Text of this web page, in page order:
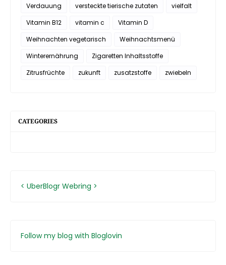
Verdauung
versteckte tierische zutaten
vielfalt
Vitamin B12
vitamin c
Vitamin D
Weihnachten vegetarisch
Weihnachtsmenü
Winterernährung
Zigaretten Inhaltsstoffe
Zitrusfrüchte
zukunft zusatzstoffe zwiebeln
CATEGORIES
< UberBlogr Webring >
Follow my blog with Bloglovin